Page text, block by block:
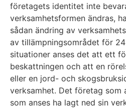
företagets identitet inte
verksamhetsformen ändras,
sådan ändring av
av tillämpningsområdet för 24
situationer anses det att ett
beskattningen och att en
eller en jord- och
verksamhet. Det företag som
som anses ha lagt ned sin